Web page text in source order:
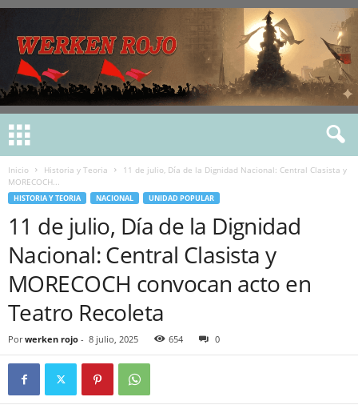
Inicio Historia y Teoria
11 de julio, Día de la Dignidad Nacional: Central Clasista y
MORECOCH...
HISTORIA Y TEORIA NACIONAL UNIDAD POPULAR
11 de julio, Día de la Dignidad
Nacional: Central Clasista y
MORECOCH convocan acto en
Teatro Recoleta
Por werken rojo - 8 julio, 2025 654 0